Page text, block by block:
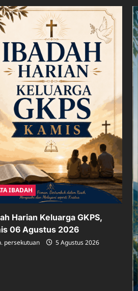
IBADAH
Harian Keluarga GKPS,
06 Agustus 2026
persekutuan 5 Agustus 2026